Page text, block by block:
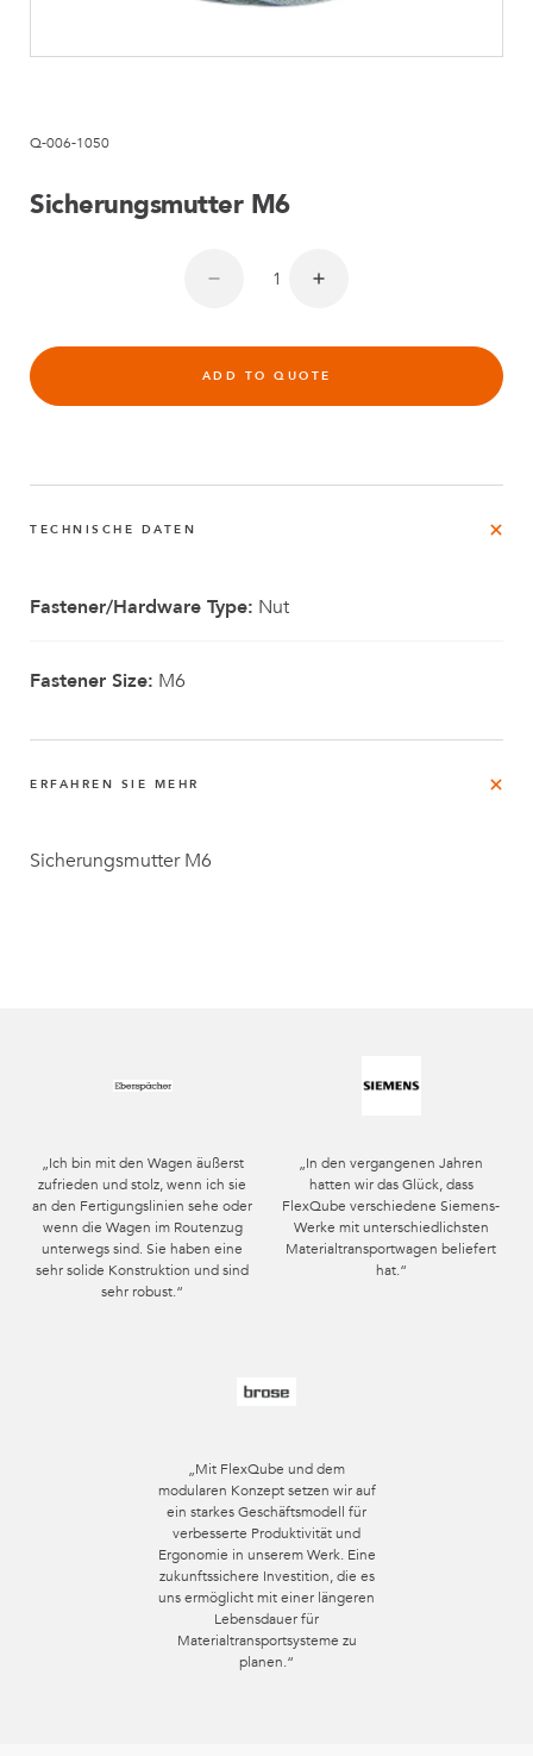
Q-006-1050
Sicherungsmutter M6
ADD TO QUOTE
TECHNISCHE DATEN
Fastener/Hardware Type: Nut
Fastener Size: M6
ERFAHREN SIE MEHR
Sicherungsmutter M6
„Ich bin mit den Wagen äußerst
zufrieden und stolz, wenn ich sie
an den Fertigungslinien sehe oder
wenn die Wagen im Routenzug
unterwegs sind. Sie haben eine
sehr solide Konstruktion und sind
sehr robust.“
„In den vergangenen Jahren
hatten wir das Glück, dass
FlexQube verschiedene Siemens-
Werke mit unterschiedlichsten
Materialtransportwagen beliefert
hat.“
„Mit FlexQube und dem
modularen Konzept setzen wir auf
ein starkes Geschäftsmodell für
verbesserte Produktivität und
Ergonomie in unserem Werk. Eine
zukunftssichere Investition, die es
uns ermöglicht mit einer längeren
Lebensdauer für
Materialtransportsysteme zu
planen.“